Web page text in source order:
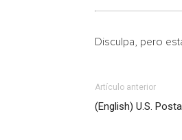
Disculpa, pero
Artículo anterior
(English) U.S.